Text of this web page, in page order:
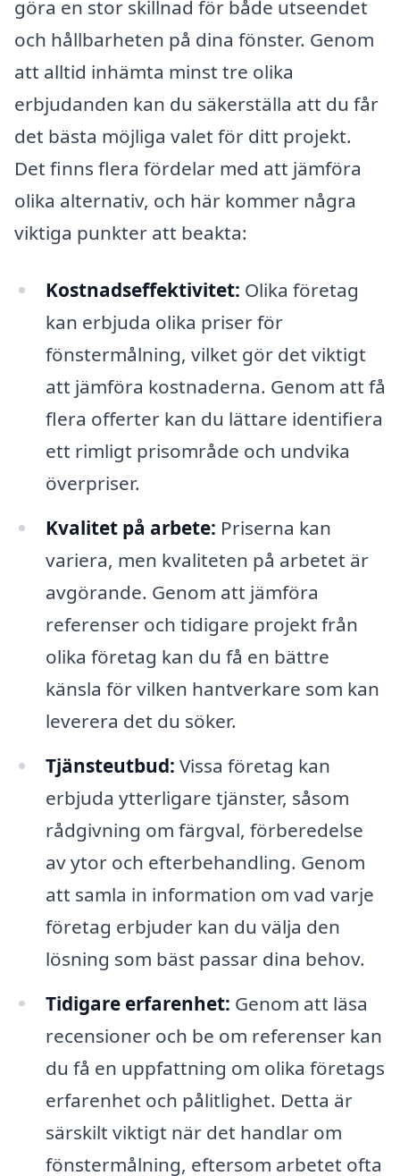
göra en stor skillnad för både utseendet
och hållbarheten på dina fönster. Genom
att alltid inhämta minst tre olika
erbjudanden kan du säkerställa att du får
det bästa möjliga valet för ditt projekt.
Det finns flera fördelar med att jämföra
olika alternativ, och här kommer några
viktiga punkter att beakta:
Kostnadseffektivitet: Olika företag
kan erbjuda olika priser för
fönstermålning, vilket gör det viktigt
att jämföra kostnaderna. Genom att få
flera offerter kan du lättare identifiera
ett rimligt prisområde och undvika
överpriser.
Kvalitet på arbete: Priserna kan
variera, men kvaliteten på arbetet är
avgörande. Genom att jämföra
referenser och tidigare projekt från
olika företag kan du få en bättre
känsla för vilken hantverkare som kan
leverera det du söker.
Tjänsteutbud: Vissa företag kan
erbjuda ytterligare tjänster, såsom
rådgivning om färgval, förberedelse
av ytor och efterbehandling. Genom
att samla in information om vad varje
företag erbjuder kan du välja den
lösning som bäst passar dina behov.
Tidigare erfarenhet: Genom att läsa
recensioner och be om referenser kan
du få en uppfattning om olika företags
erfarenhet och pålitlighet. Detta är
särskilt viktigt när det handlar om
fönstermålning, eftersom arbetet ofta